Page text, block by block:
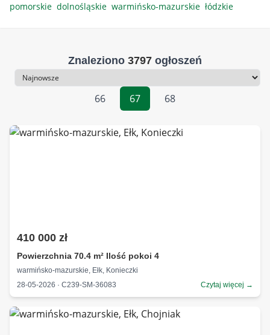
pomorskie dolnośląskie warmińsko-mazurskie łódzkie
Znaleziono 3797 ogłoszeń
Sortowanie
66
67 68
410 000 zł
Powierzchnia 70.4 m² Ilość pokoi 4
warmińsko-mazurskie, Ełk, Konieczki
28-05-2026 · C239-SM-36083
Czytaj więcej →